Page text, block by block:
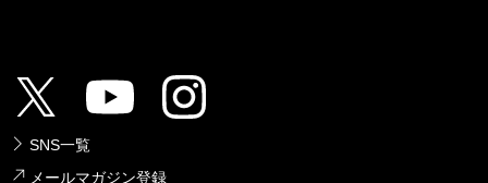
SNS一覧
メールマガジン登録